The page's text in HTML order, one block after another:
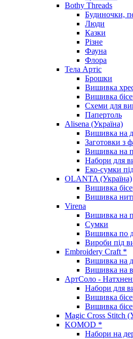
Bothy Threads
Будиночки,
Люди
Казки
Різне
Фауна
Флора
Тела Артіс
Брошки
Вишивка
Вишивка
Схеми для
Папертоль
Alisena (Україна)
Вишивка на
Заготовки з
Вишивка на
Набори для
Еко-сумки
OLANTA (Україна)
Вишивка
Вишивка
Virena
Вишивка на
Сумки
Вишивка по
Вироби під
Embroidery Craft *
Вишивка на
Вишивка на
АртСоло -
Набори для
Вишивка
Вишивка
Magic Cross Stitch
KOMOD *
Набори на